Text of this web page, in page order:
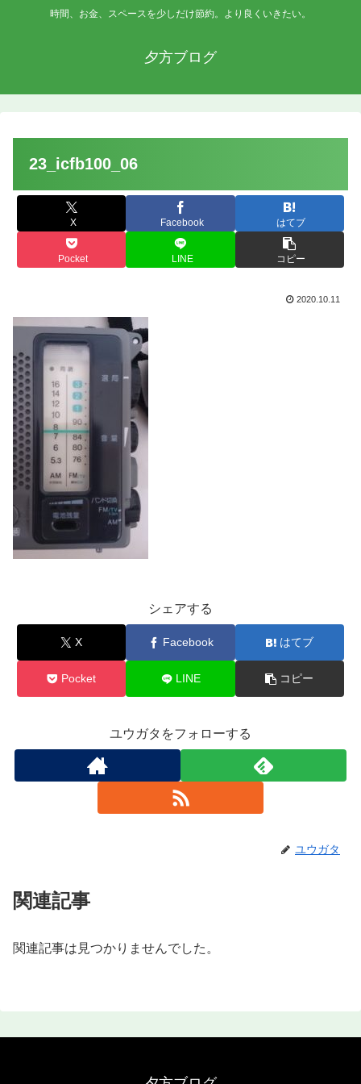
時間、お金、スペースを少しだけ節約。より良くいきたい。
夕方ブログ
23_icfb100_06
X Facebook はてブ
Pocket LINE コピー
2020.10.11
シェアする
X Facebook はてブ
Pocket LINE コピー
ユウガタをフォローする
ユウガタ
関連記事
関連記事は見つかりませんでした。